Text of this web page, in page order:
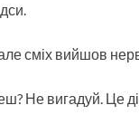
сміх вийшов
Не вигадуй. Це